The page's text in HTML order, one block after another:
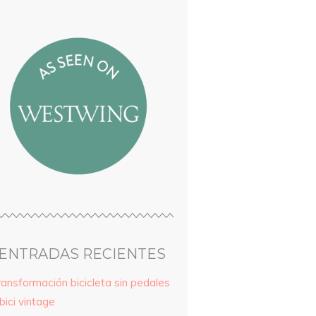
RECIENTES
bicicleta sin pedales
vintage